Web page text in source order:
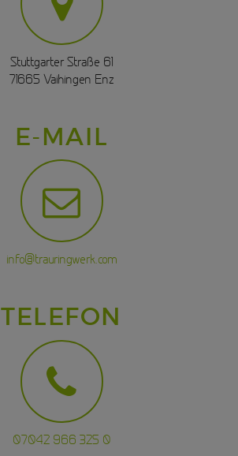
Stuttgarter Straße 61
71665 Vaihingen Enz
E-MAIL
info@trauringwerk.com
TELEFON
07042 966 325 0